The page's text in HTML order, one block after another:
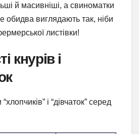
й масивніші, а свиноматки
обидва виглядають так, ніби
листівки!
кнурів і
і “дівчаток” серед